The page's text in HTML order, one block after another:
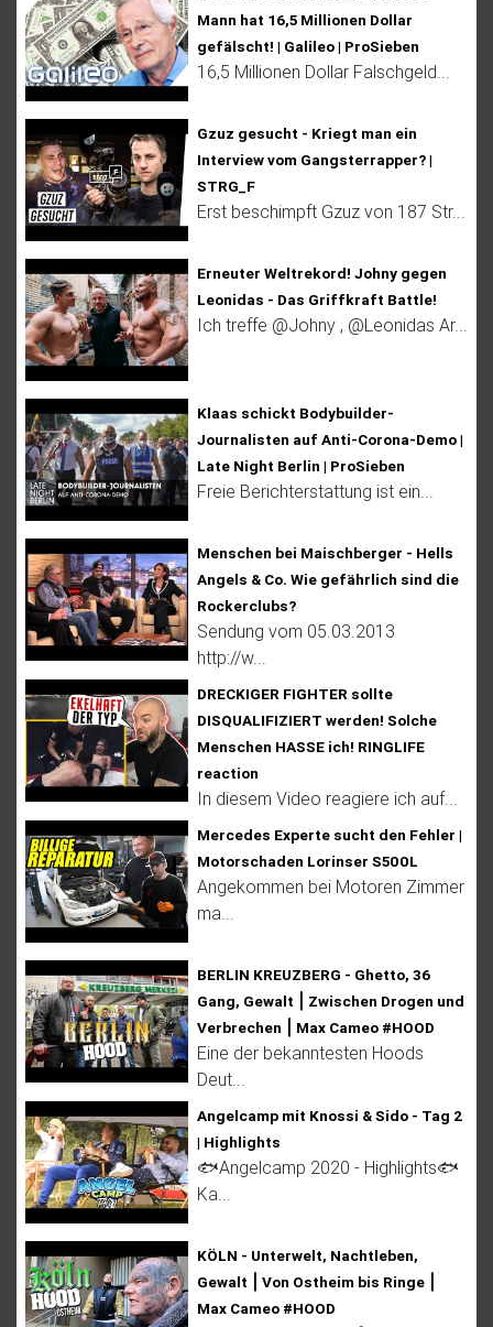
Mann hat 16,5 Millionen Dollar
gefälscht! | Galileo | ProSieben
16,5 Millionen Dollar Falschgeld...
Gzuz gesucht - Kriegt man ein
Interview vom Gangsterrapper? |
STRG_F
Erst beschimpft Gzuz von 187 Str...
Erneuter Weltrekord! Johny gegen
Leonidas - Das Griffkraft Battle!
Ich treffe @Johny , @Leonidas Ar...
Klaas schickt Bodybuilder-
Journalisten auf Anti-Corona-Demo |
Late Night Berlin | ProSieben
Freie Berichterstattung ist ein...
Menschen bei Maischberger - Hells
Angels & Co. Wie gefährlich sind die
Rockerclubs?
Sendung vom 05.03.2013
http://w...
DRECKIGER FIGHTER sollte
DISQUALIFIZIERT werden! Solche
Menschen HASSE ich! RINGLIFE
reaction
In diesem Video reagiere ich auf...
Mercedes Experte sucht den Fehler |
Motorschaden Lorinser S500L
Angekommen bei Motoren Zimmer
ma...
BERLIN KREUZBERG - Ghetto, 36
Gang, Gewalt ⎮ Zwischen Drogen und
Verbrechen ⎮ Max Cameo #HOOD
Eine der bekanntesten Hoods
Deut...
Angelcamp mit Knossi & Sido - Tag 2
| Highlights
🐟Angelcamp 2020 - Highlights🐟
Ka...
KÖLN - Unterwelt, Nachtleben,
Gewalt ⎮ Von Ostheim bis Ringe ⎮
Max Cameo #HOOD